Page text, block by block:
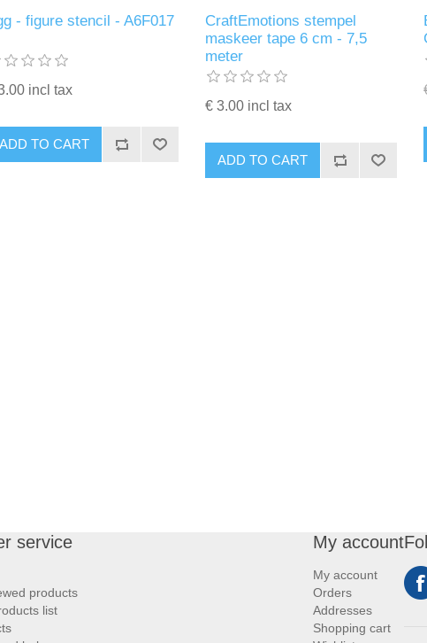
- figure stencil - A6F017
incl tax
ADD TO CART
CraftEmotions stempel
maskeer tape 6 cm - 7,5
meter
€ 3.00 incl tax
ADD TO CART
service
products
list
My account
My account
Orders
Addresses
Shopping cart